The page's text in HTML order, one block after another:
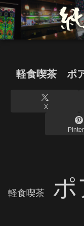
軽食喫茶 ポ
X
軽食喫茶 ポ